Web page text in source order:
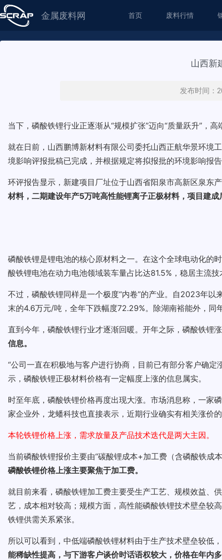
金属废料网 首页 废料行情
山西新
发布时间：
当下，磷酸铁锂行业正逐渐从“规模扩张”迈向“质量跃升”，
就在日前，山西鹏博新材料有限公司委托山西正航华景环境
境影响评报批稿已完成，并根据规定将拟报批的环境影响报
环评报告显示，新建项目厂址位于山西省阳泉市高新区泉东
材料，二期建设年产5万吨高性能锂离子正极材料，项目建
磷酸铁锂是锂电池的核心原材料之一。在这个全球电动化的
酸铁锂电池在动力电池领域装车量占比达81.5%，稳居主流
不过，磷酸铁锂同样是一个极度“内卷”的产业。自2023年
末的4.6万元/吨，全年下跌幅度72.29%。除湖南裕能外，
直到今年，磷酸铁锂行业才逐渐回暖。开年之际，磷酸铁锂
信息。
“公司一直在积极地与客户进行协商，目前已有部分客户确
示，磷酸铁锂正极材料价格有一定幅度上涨的信息属实。
时至年底，磷酸铁锂价格再度出现大涨。市场消息称，一
家企业外，龙蟠科技也直接表示，近期行业确实有相关涨价
本轮铁锂价格上涨，需求放量及产品技术迭代是两大主因。
当前磷酸铁锂报价主要由“碳酸锂成本+加工费（含磷酸铁成
磷酸铁锂价格上涨主要聚焦于加工费。
就目前来看，磷酸铁锂加工费主要受生产工艺、规模效益、
艺，成本相对较高；规模方面，高性能磷酸铁锂技术壁垒较
铁锂供需关系紧张。
所以可以看到，中低端磷酸铁锂材料由于生产技术壁垒较低
能稀缺性提高，与下游客户谈价时话语权较大，价格在年内